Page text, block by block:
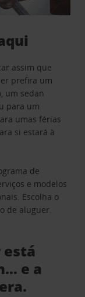
assim que
prefira um
um sedan
para um
umas férias
si estará à
de
e modelos
Escolha o
de aluguer.
está
e a